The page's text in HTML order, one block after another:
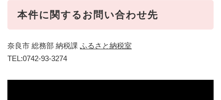
本件に関するお問い合わせ先
奈良市 総務部 納税課 ふるさと納税室
TEL:0742-93-3274